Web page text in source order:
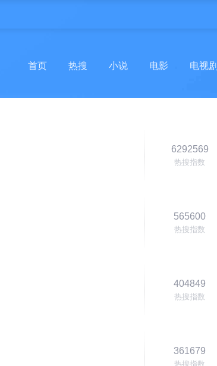
首页 热搜 小说 电影 电视剧
6292569
热搜指数
565600
热搜指数
404849
热搜指数
361679
热搜指数